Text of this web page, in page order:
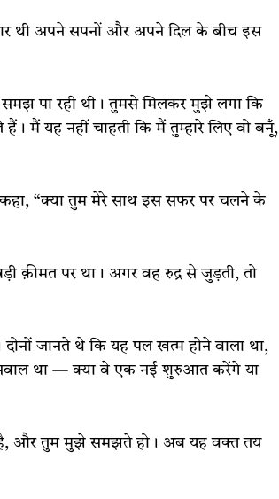
थी अपने सपनों और अपने दिल के बीच इस
पा रही थी। तुमसे मिलकर मुझे लगा कि
मैं यह नहीं चाहती कि मैं तुम्हारे लिए वो बनूँ,
“क्या तुम मेरे साथ इस सफर पर चलने के
क़ीमत पर था। अगर वह रुद्र से जुड़ती, तो
जानते थे कि यह पल खत्म होने वाला था,
था — क्या वे एक नई शुरुआत करेंगे या
है, और तुम मुझे समझते हो। अब यह वक्त तय